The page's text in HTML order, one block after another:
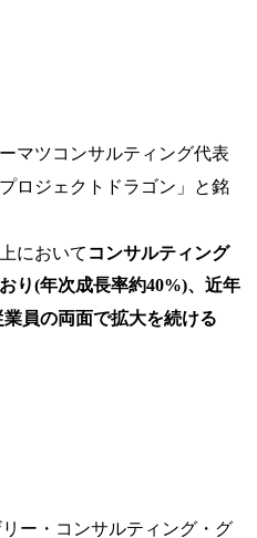
マツコンサルティング代表
ロジェクトドラゴン」と銘
において コンサルティング
り(年次成長率約40%)、近年
員の両面で拡大を続ける
ー・コンサルティング・グ